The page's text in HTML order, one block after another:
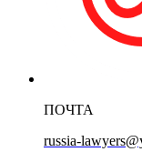
ПОЧТА
russia-